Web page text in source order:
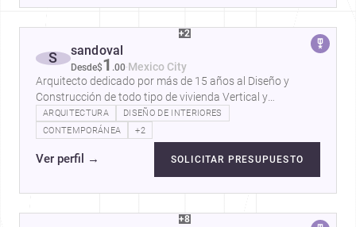
+2
S sandoval
Desde$1 .00·Mexico City
Arquitecto dedicado por más de 15 años al Diseño y
Construcción de todo tipo de vivienda Vertical y
Horizontal, Mejoras, Ampliaciones, así…
ARQUITECTURA
DISEÑO DE INTERIORES
CONTEMPORÁNEA
+2
Ver perfil → SOLICITAR PRESUPUESTO
+8